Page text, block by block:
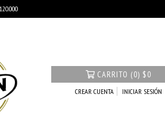
CARRITO (0) $0
CREAR CUENTA INICIAR SESIÓN